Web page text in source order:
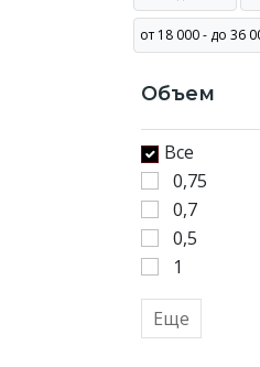
уже
более
раз.
Доставка
виски
Алматы
течение
3-
часов.
от 18 000 - до 36
Объем
Все
0,75
0,7
0,5
1
Еще